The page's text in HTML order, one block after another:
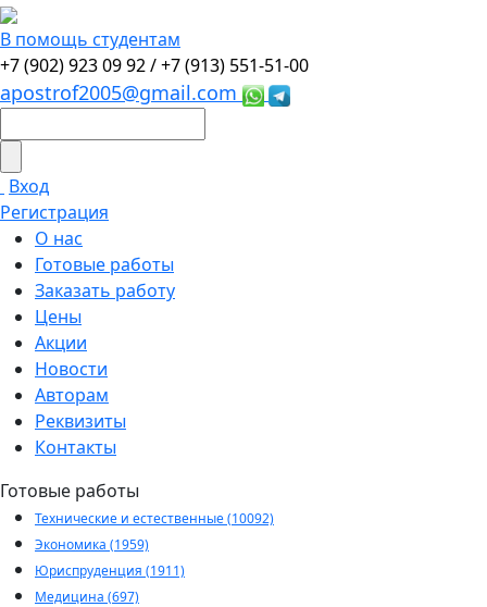
В помощь студентам
+7 (902) 923 09 92 /+7 (913) 551-51-00
apostrof2005@gmail.com
Вход
Регистрация
О нас
Готовые работы
Заказать работу
Цены
Акции
Новости
Авторам
Реквизиты
Контакты
Готовые работы
Технические и естественные (10092)
Экономика (1959)
Юриспруденция (1911)
Медицина (697)